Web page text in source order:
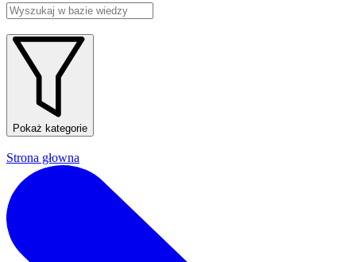
Pokaż kategorie
Strona głowna